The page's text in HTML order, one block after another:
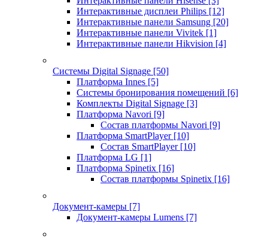
Интерактивные дисплеи Philips [12]
Интерактивные панели Samsung [20]
Интерактивные панели Vivitek [1]
Интерактивные панели Hikvision [4]
Системы Digital Signage [50]
Платформа Innes [5]
Системы бронирования помещений [6]
Комплекты Digital Signage [3]
Платформа Navori [9]
Состав платформы Navori [9]
Платформа SmartPlayer [10]
Состав SmartPlayer [10]
Платформа LG [1]
Платформа Spinetix [16]
Состав платформы Spinetix [16]
Документ-камеры [7]
Документ-камеры Lumens [7]